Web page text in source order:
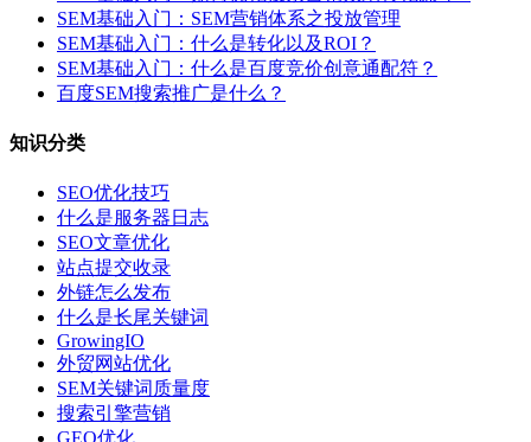
SEM基础入门：SEM营销体系之投放管理
SEM基础入门：什么是转化以及ROI？
SEM基础入门：什么是百度竞价创意通配符？
百度SEM搜索推广是什么？
知识分类
SEO优化技巧
什么是服务器日志
SEO文章优化
站点提交收录
外链怎么发布
什么是长尾关键词
GrowingIO
外贸网站优化
SEM关键词质量度
搜索引擎营销